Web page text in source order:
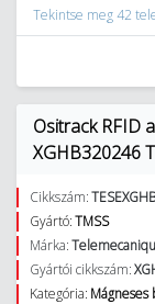
Tekintse meg 42
Ositrack RFID
XGHB320246
Cikkszám:
Gyártó:TMSS
Márka:
Gyártói cikkszám:
Kategória: Mágneses